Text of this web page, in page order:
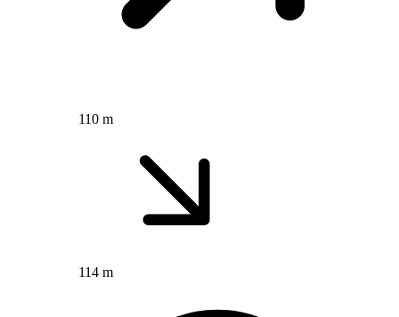
110 m
114 m